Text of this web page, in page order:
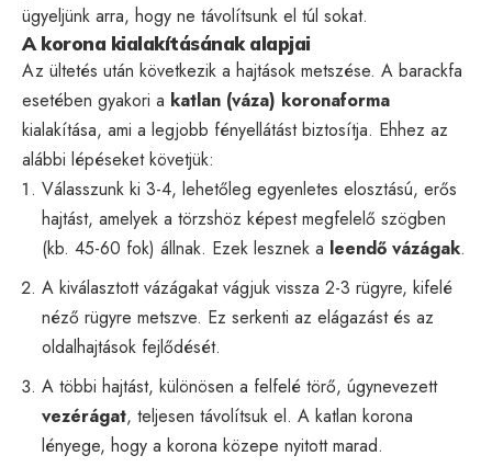
ügyeljünk arra, hogy ne távolítsunk el túl sokat.
A korona kialakításának alapjai
Az ültetés után következik a hajtások metszése. A barackfa
esetében gyakori a katlan (váza) koronaforma
kialakítása, ami a legjobb fényellátást biztosítja. Ehhez az
alábbi lépéseket követjük:
Válasszunk ki 3-4, lehetőleg egyenletes elosztású, erős
hajtást, amelyek a törzshöz képest megfelelő szögben
(kb. 45-60 fok) állnak. Ezek lesznek a leendő vázágak.
A kiválasztott vázágakat vágjuk vissza 2-3 rügyre, kifelé
néző rügyre metszve. Ez serkenti az elágazást és az
oldalhajtások fejlődését.
A többi hajtást, különösen a felfelé törő, úgynevezett
vezérágat, teljesen távolítsuk el. A katlan korona
lényege, hogy a korona közepe nyitott marad.